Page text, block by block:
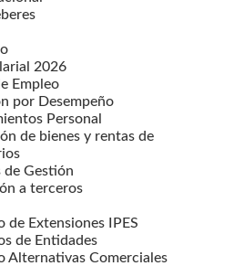
2026
Empleo
por Desempeño
Personal
de bienes y rentas de
de Gestión
a terceros
de Extensiones IPES
de Entidades
Alternativas Comerciales